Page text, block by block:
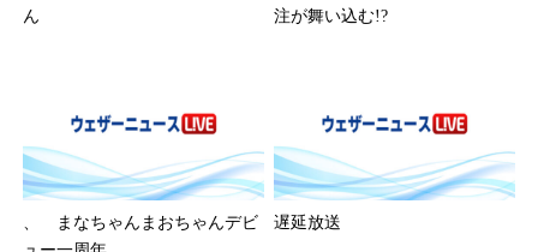
ん
注が舞い込む!?
、 まなちゃんまおちゃんデビ
遅延放送